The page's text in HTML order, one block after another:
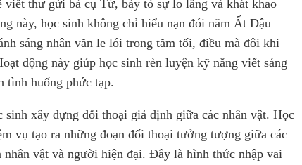
viết thư gửi bà cụ Tứ, bày tỏ sự lo lắng và khát khao
này, học sinh không chỉ hiểu nạn đói năm Ất Dậu
sáng nhân văn le lói trong tăm tối, điều mà đôi khi
động này giúp học sinh rèn luyện kỹ năng viết sáng
tình huống phức tạp.
sinh xây dựng đối thoại giả định giữa các nhân vật. Học
vụ tạo ra những đoạn đối thoại tưởng tượng giữa các
nhân vật và người hiện đại. Đây là hình thức nhập vai